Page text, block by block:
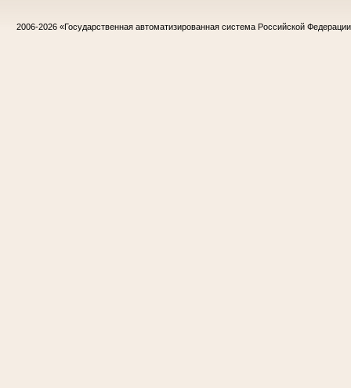
2006-2026 «Государственная автоматизированная система Российской